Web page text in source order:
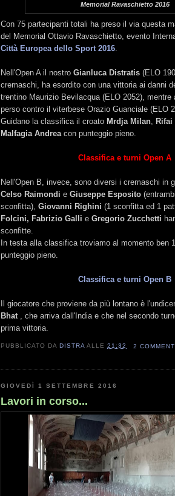
Memorial Ravaschietto 2016
Con 75 partecipanti totali ha preso il via questa
del Memorial Ottavio Ravaschietto, evento
Città Europea dello Sport 2016
Nell'Open A il nostro Gianluca Distratis (ELO
cremaschi, ha esordito con una vittoria ai danni
trentino Maurizio Bevilacqua (ELO 2052), mentre
perso contro il viterbese Orazio Guanciale (ELO
Guidano la classifica il croato Mrdja Milan Rifai
Malfagia Andrea con punteggio pieno.
Classifica e turni Open A
Nell'Open B, invece, sono diversi i cremaschi in
Celso Raimondi e Giuseppe Esposito
sconfitta), Giovanni Righini (1 sconfitta ed 1
Folcini, Fabrizio Galli e Gregorio Zucchetti
sconfitte.
In testa alla classifica troviamo al momento ben
punteggio pieno.
Classifica e turni Open B
Il giocatore che proviene da più lontano è
Bhat , che arriva dall'India e che nel secondo
prima vittoria.
PUBBLICATO DA DISTRA ALLE21:32 2
GIOVEDÌ 1 SETTEMBRE 2016
Lavori in corso...